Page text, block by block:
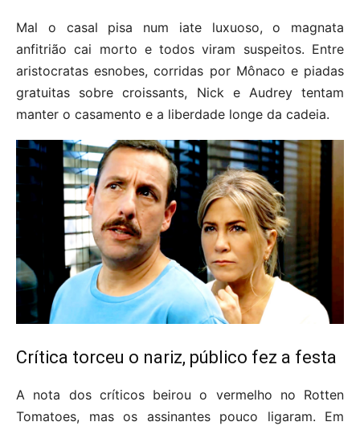
Mal o casal pisa num iate luxuoso, o magnata
anfitrião cai morto e todos viram suspeitos. Entre
aristocratas esnobes, corridas por Mônaco e piadas
gratuitas sobre croissants, Nick e Audrey tentam
manter o casamento e a liberdade longe da cadeia.
Crítica torceu o nariz, público fez a festa
A nota dos críticos beirou o vermelho no Rotten
Tomatoes, mas os assinantes pouco ligaram. Em